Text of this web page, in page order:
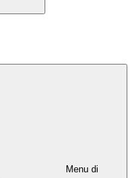
Menu di